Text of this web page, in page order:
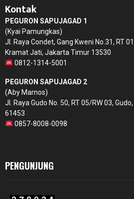
Kontak
PEGURON SAPUJAGAD 1
(Kyai Pamungkas)
Jl. Raya Condet, Gang Kweni No.31, RT
Kramat Jati, Jakarta Timur 13530
0812-1314-5001
PEGURON SAPUJAGAD 2
(Aby Marnos)
Jl. Raya Gudo No. 50, RT 05/RW 03,
61453
0857-8008-0098
PENGUNJUNG